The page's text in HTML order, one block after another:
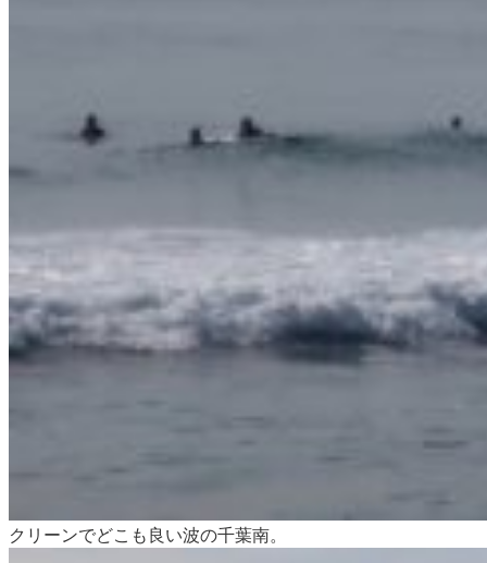
クリーンでどこも良い波の千葉南。